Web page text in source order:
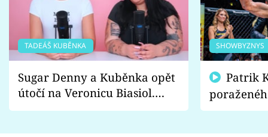
TADEÁŠ KUBĚNKA
Sugar Denny a Kuběnka opět
útočí na Veronicu Biasiol.
Proč je podle nich falešná a
SHOWBYZNYS
fanoušci